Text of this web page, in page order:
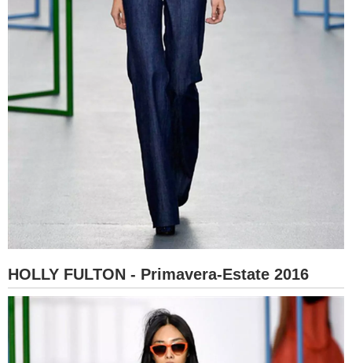
HOLLY FULTON - Primavera-Estate 2016